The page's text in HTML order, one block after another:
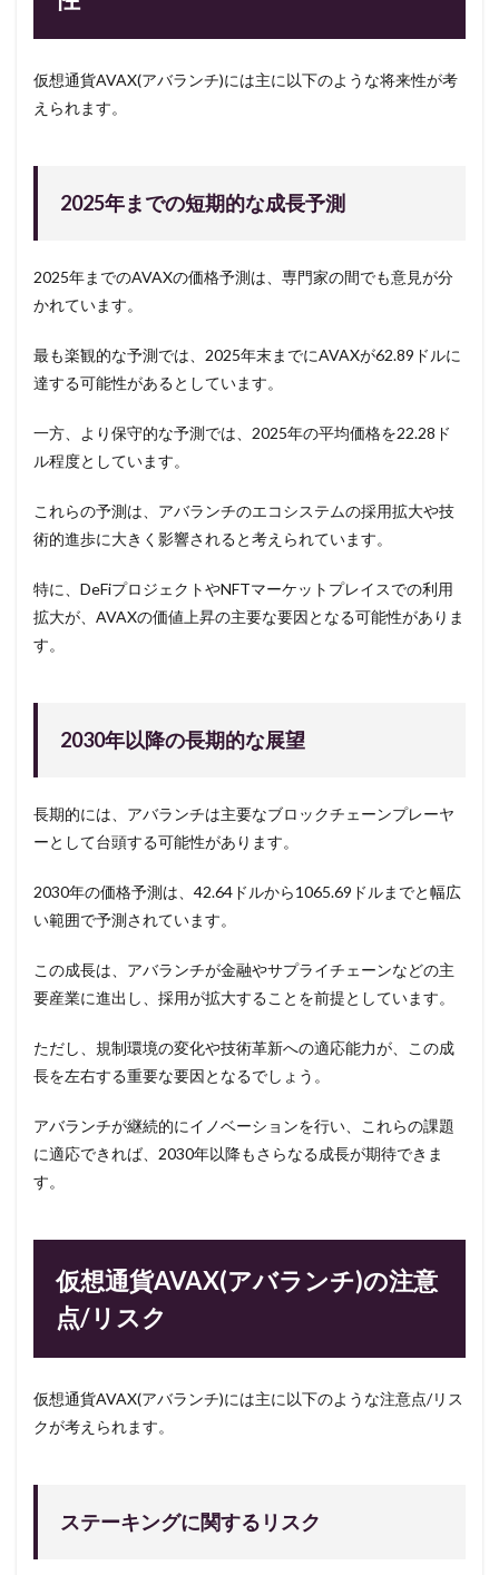
仮想通貨AVAX(アバランチ)には主に以下のような将来性が考
えられます。
2025年までの短期的な成長予測
2025年までのAVAXの価格予測は、専門家の間でも意見が分
かれています。
最も楽観的な予測では、2025年末までにAVAXが62.89ドルに
達する可能性があるとしています。
一方、より保守的な予測では、2025年の平均価格を22.28ド
ル程度としています。
これらの予測は、アバランチのエコシステムの採用拡大や技
術的進歩に大きく影響されると考えられています。
特に、DeFiプロジェクトやNFTマーケットプレイスでの利用
拡大が、AVAXの価値上昇の主要な要因となる可能性がありま
す。
2030年以降の長期的な展望
長期的には、アバランチは主要なブロックチェーンプレーヤ
ーとして台頭する可能性があります。
2030年の価格予測は、42.64ドルから1065.69ドルまでと幅広
い範囲で予測されています。
この成長は、アバランチが金融やサプライチェーンなどの主
要産業に進出し、採用が拡大することを前提としています。
ただし、規制環境の変化や技術革新への適応能力が、この成
長を左右する重要な要因となるでしょう。
アバランチが継続的にイノベーションを行い、これらの課題
に適応できれば、2030年以降もさらなる成長が期待できま
す。
仮想通貨AVAX(アバランチ)の注意
点/リスク
仮想通貨AVAX(アバランチ)には主に以下のような注意点/リス
クが考えられます。
ステーキングに関するリスク